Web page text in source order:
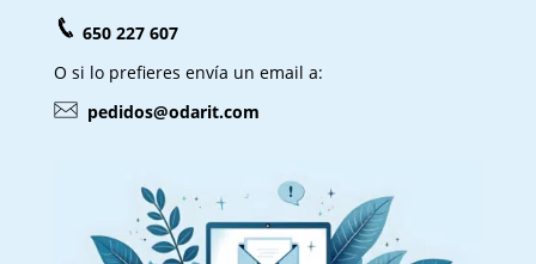
650 227 607
O si lo prefieres envía un email a:
pedidos@odarit.com